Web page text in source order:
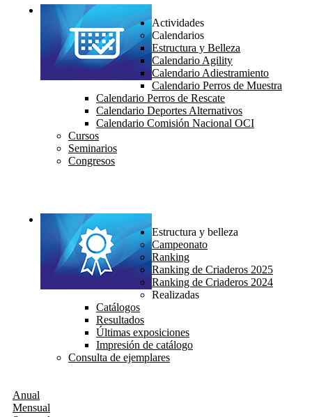
Actividades
Calendarios
Estructura y Belleza
Calendario Agility
Calendario Adiestramiento
Calendario Perros de Muestra
Calendario Perros de Rescate
Calendario Deportes Alternativos
Calendario Comisión Nacional OCI
Cursos
Seminarios
Congresos
Estructura y belleza
Campeonato
Ranking
Ranking de Criaderos 2025
Ranking de Criaderos 2024
Realizadas
Catálogos
Resultados
Últimas exposiciones
Impresión de catálogo
Consulta de ejemplares
Anual
Mensual